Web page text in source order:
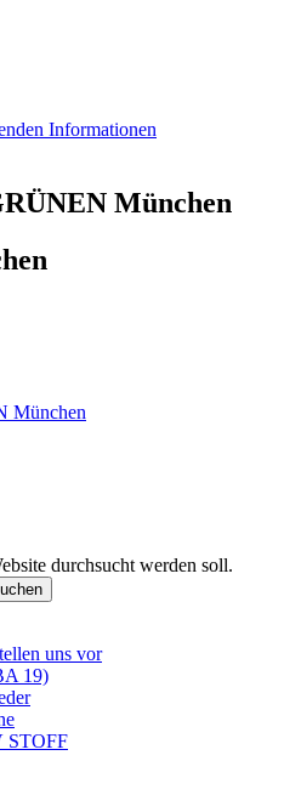
Informationen
München
durchsucht werden soll.
uns vor
19)
STOFF